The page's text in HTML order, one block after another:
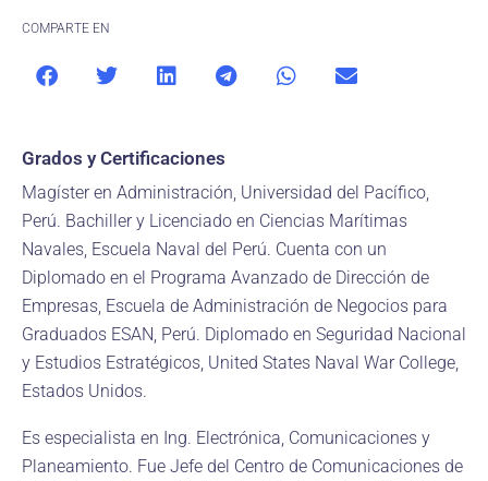
COMPARTE EN
Grados y Certificaciones
Magíster en Administración, Universidad del Pacífico,
Perú. Bachiller y Licenciado en Ciencias Marítimas
Navales, Escuela Naval del Perú. Cuenta con un
Diplomado en el Programa Avanzado de Dirección de
Empresas, Escuela de Administración de Negocios para
Graduados ESAN, Perú. Diplomado en Seguridad Nacional
y Estudios Estratégicos, United States Naval War College,
Estados Unidos.
Es especialista en Ing. Electrónica, Comunicaciones y
Planeamiento. Fue Jefe del Centro de Comunicaciones de